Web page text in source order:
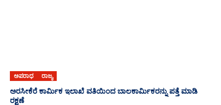
ಅಪರಾಧ ರಾಜ್ಯ
ಅರಸೀಕೆರೆ ಕಾರ್ಮಿಕ ಇಲಾಖೆ ವತಿಯಿಂದ ಬಾಲಕಾರ್ಮಿಕರನ್ನು ಪತ್ತೆ ಮಾಡಿ
ರಕ್ಷಣೆ